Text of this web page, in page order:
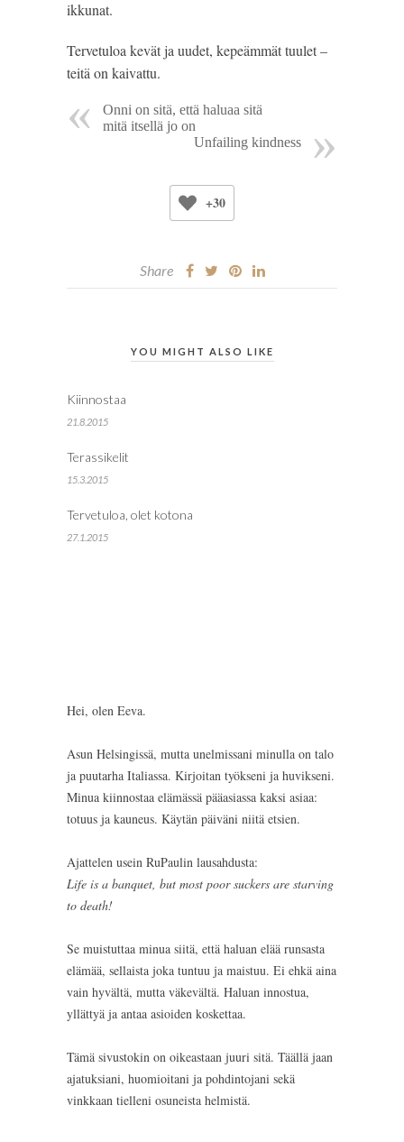
ikkunat.
Tervetuloa kevät ja uudet, kepeämmät tuulet –
teitä on kaivattu.
Onni on sitä, että haluaa sitä
mitä itsellä jo on
Unfailing kindness
+30
Share
YOU MIGHT ALSO LIKE
Kiinnostaa
21.8.2015
Terassikelit
15.3.2015
Tervetuloa, olet kotona
27.1.2015
Hei, olen Eeva.
Asun Helsingissä, mutta unelmissani minulla on talo
ja puutarha Italiassa. Kirjoitan työkseni ja huvikseni.
Minua kiinnostaa elämässä pääasiassa kaksi asiaa:
totuus ja kauneus. Käytän päiväni niitä etsien.
Ajattelen usein RuPaulin lausahdusta:
Life is a banquet, but most poor suckers are starving
to death!
Se muistuttaa minua siitä, että haluan elää runsasta
elämää, sellaista joka tuntuu ja maistuu. Ei ehkä aina
vain hyvältä, mutta väkevältä. Haluan innostua,
yllättyä ja antaa asioiden koskettaa.
Tämä sivustokin on oikeastaan juuri sitä. Täällä jaan
ajatuksiani, huomioitani ja pohdintojani sekä
vinkkaan tielleni osuneista helmistä.